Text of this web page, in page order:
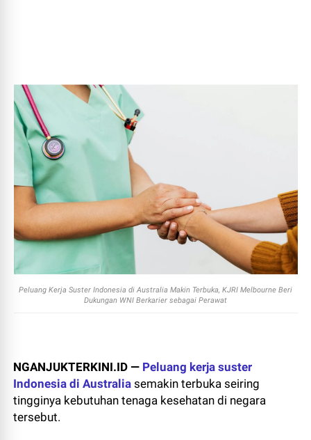
Peluang Kerja Suster Indonesia di Australia Makin Terbuka, KJRI Melbourne Beri
Dukungan WNI Berkarier sebagai Perawat
NGANJUKTERKINI.ID — Peluang kerja suster
Indonesia di Australia semakin terbuka seiring
tingginya kebutuhan tenaga kesehatan di negara
tersebut.